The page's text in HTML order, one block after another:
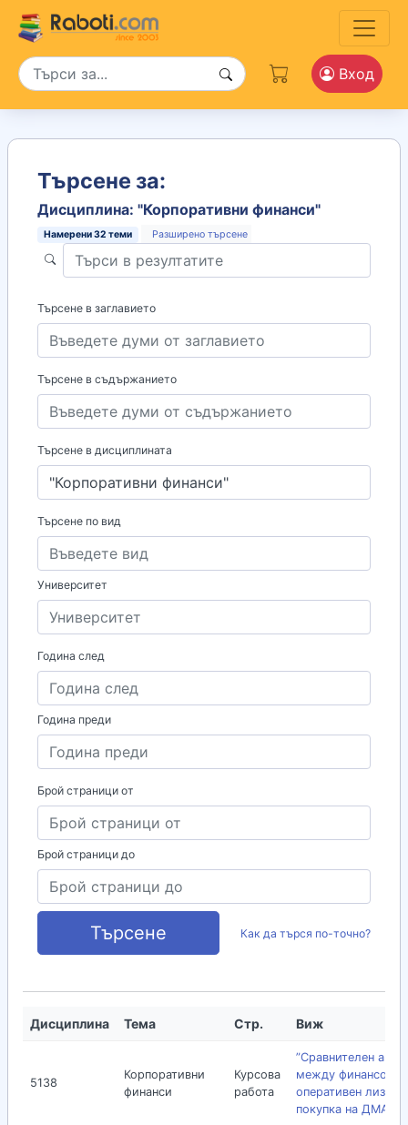
Вход
Търсене за:
Дисциплина: "Корпоративни финанси"
Намерени32 теми Разширено търсене
Търсене в заглавието
Търсене в съдържанието
Търсене в дисциплината
Търсене по вид
Университет
Година след
Година преди
Брой страници от
Брой страници до
Търсене Как да търся по-точно?
Дисциплина Тема Стр. Виж
5138
Корпоративни
финанси
Курсова
работа
”Сравнителен
между финансов и
оперативен
покупка на ДМА”